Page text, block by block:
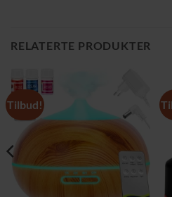
RELATERTE PRODUKTER
Tilbud!